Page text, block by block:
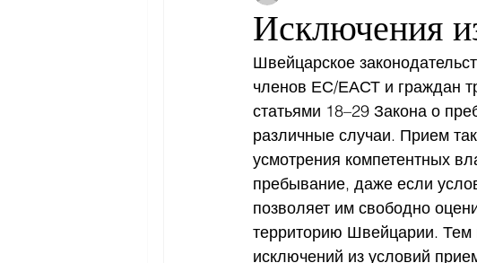
Исключения
Швейцарское
членов ЕС/ЕАСТ и граждан
статьями 18–29 Закона о
различные случаи. Прием
усмотрения компетентных
пребывание, даже если
позволяет им свободно
территорию Швейцарии. Тем
исключений из условий